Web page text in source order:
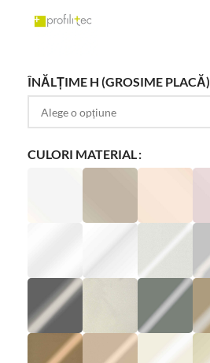
ÎNĂLȚIME H (GROSIME PLACĂ)
CULORI MATERIAL